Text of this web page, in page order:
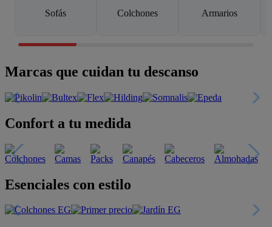
Sofás Colchones Armarios
Marcas que cuidan tu descanso
Confort a tu medida
Esenciales con estilo